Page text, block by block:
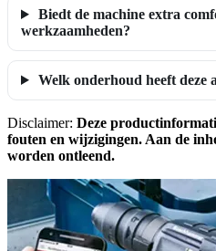
Biedt de machine extra
werkzaamheden?
Welk onderhoud heeft deze
Disclaimer: Deze
fouten en wijzigingen. Aan de
worden ontleend.